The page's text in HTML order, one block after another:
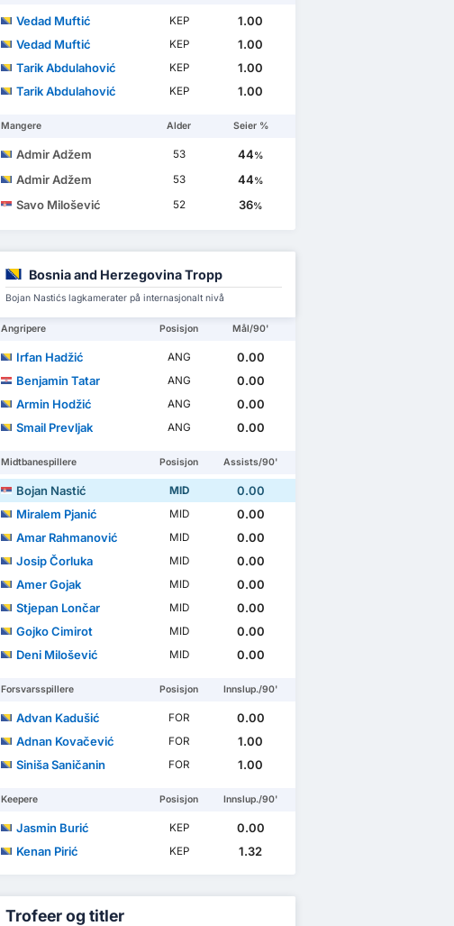
Vedad Muftić KEP
1.00
Vedad Muftić
KEP
1.00
Tarik Abdulahović
KEP
1.00
Tarik Abdulahović
KEP 1.00
Mangere Alder Seier %
Admir Adžem 53 44%
Admir Adžem 53 44%
Savo Milošević 52 36%
Bosnia and Herzegovina Tropp
Bojan Nastićs lagkamerater på internasjonalt nivå
Angripere Posisjon Mål/90'
Irfan Hadžić ANG
0.00
Benjamin Tatar
ANG
0.00
Armin Hodžić
ANG
0.00
Smail Prevljak
ANG 0.00
Midtbanespillere Posisjon Assists/90'
Bojan Nastić MID
0.00
Miralem Pjanić
MID
0.00
Amar Rahmanović
MID
0.00
Josip Čorluka
MID
0.00
Amer Gojak
MID
0.00
Stjepan Lončar
MID
0.00
Gojko Cimirot
MID
0.00
Deni Milošević
MID 0.00
Forsvarsspillere Posisjon Innslup./90'
Advan Kadušić FOR
0.00
Adnan Kovačević
FOR
1.00
Siniša Saničanin
FOR 1.00
Keepere Posisjon Innslup./90'
Jasmin Burić KEP
0.00
Kenan Pirić
KEP 1.32
Trofeer og titler